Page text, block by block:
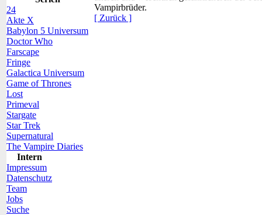
24
Akte X
Babylon 5 Universum
Doctor Who
Farscape
Fringe
Galactica Universum
Game of Thrones
Lost
Primeval
Stargate
Star Trek
Supernatural
The Vampire Diaries
Intern
Impressum
Datenschutz
Team
Jobs
Suche
Vampirbrüder.
[ Zurück ]